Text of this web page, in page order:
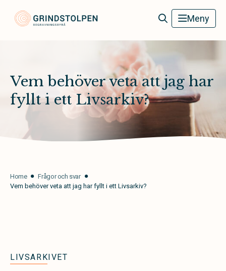
Grindstolpens Begravningsbyrå
Meny
Vem behöver veta att jag har
fyllt i ett Livsarkiv?
Home
Frågor och svar
Vem behöver veta att jag har fyllt i ett Livsarkiv?
LIVSARKIVET